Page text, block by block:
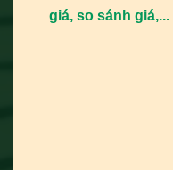
giá, so sánh giá,...